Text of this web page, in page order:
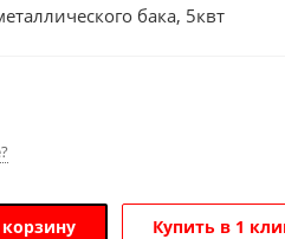
бака, 5квт
Купить в 1